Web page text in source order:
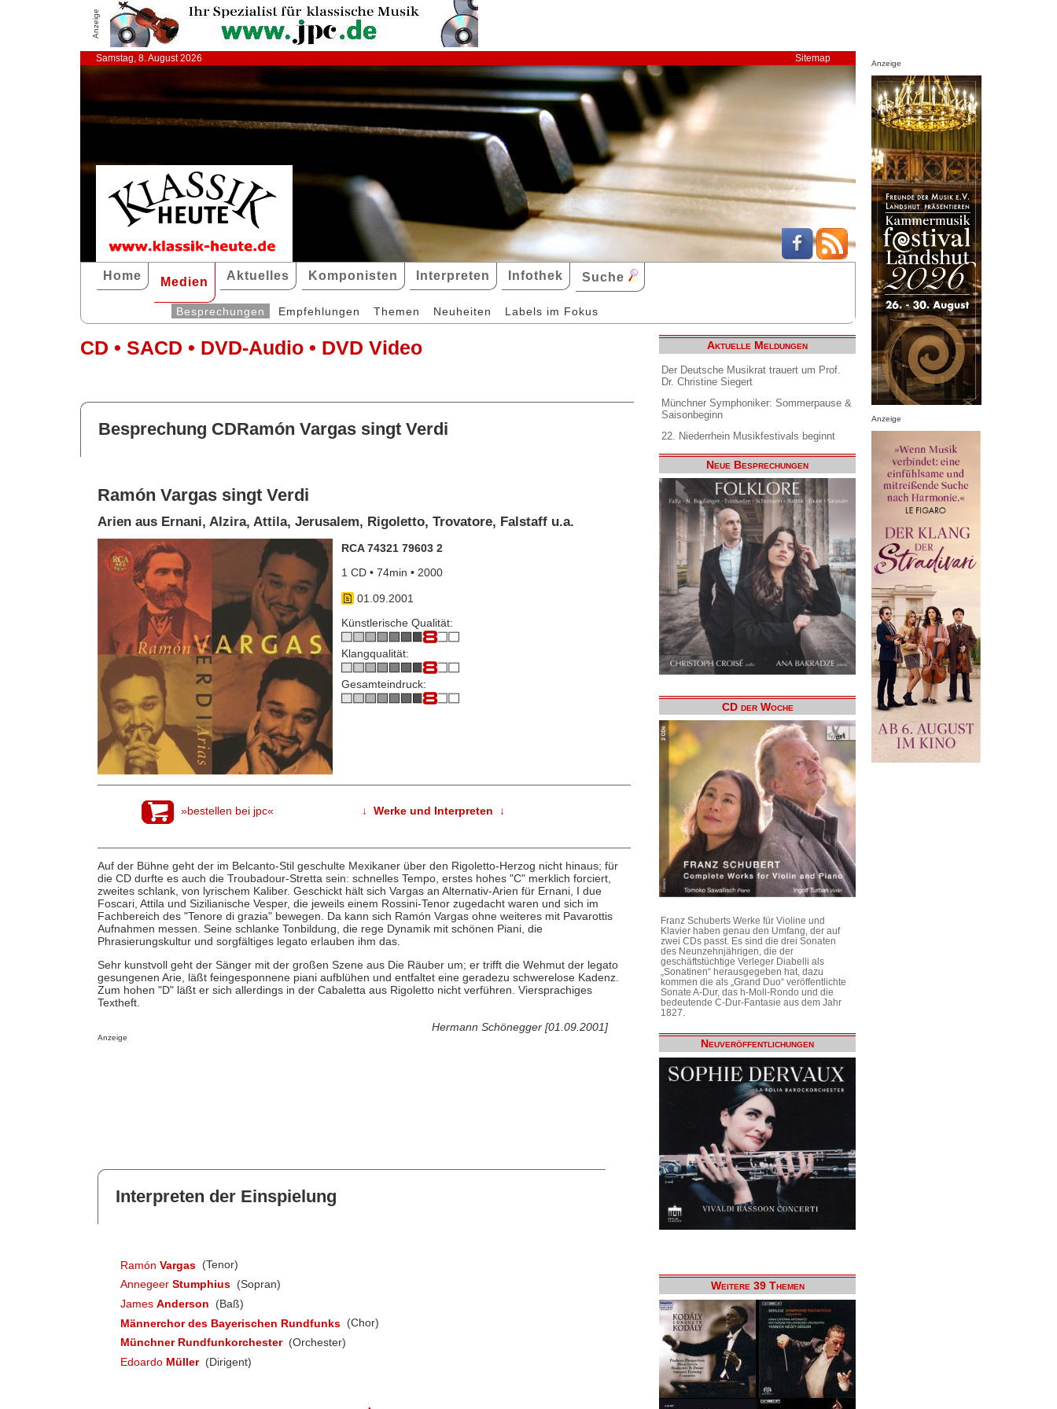
Anzeige
Samstag, 8. August 2026 Sitemap
Home Medien Aktuelles Komponisten Interpreten Infothek Suche
Besprechungen Empfehlungen Themen Neuheiten Labels im Fokus
CD • SACD • DVD-Audio • DVD Video
Besprechung CDRamón Vargas singt Verdi
Ramón Vargas singt Verdi
Arien aus Ernani, Alzira, Attila, Jerusalem, Rigoletto, Trovatore, Falstaff u.a.
RCA 74321 79603 2
1 CD • 74min • 2000
01.09.2001
Künstlerische Qualität:
Klangqualität:
Gesamteindruck:
»bestellen bei jpc« ↓ Werke und Interpreten ↓
Auf der Bühne geht der im Belcanto-Stil geschulte Mexikaner über den Rigoletto-Herzog nicht hinaus; für
die CD durfte es auch die Troubadour-Stretta sein: schnelles Tempo, erstes hohes "C" merklich forciert,
zweites schlank, von lyrischem Kaliber. Geschickt hält sich Vargas an Alternativ-Arien für Ernani, I due
Foscari, Attila und Sizilianische Vesper, die jeweils einem Rossini-Tenor zugedacht waren und sich im
Fachbereich des "Tenore di grazia" bewegen. Da kann sich Ramón Vargas ohne weiteres mit Pavarottis
Aufnahmen messen. Seine schlanke Tonbildung, die rege Dynamik mit schönen Piani, die
Phrasierungskultur und sorgfältiges legato erlauben ihm das.
Sehr kunstvoll geht der Sänger mit der großen Szene aus Die Räuber um; er trifft die Wehmut der legato
gesungenen Arie, läßt feingesponnene piani aufblühen und entfaltet eine geradezu schwerelose Kadenz.
Zum hohen "D" läßt er sich allerdings in der Cabaletta aus Rigoletto nicht verführen. Viersprachiges
Textheft.
Hermann Schönegger [01.09.2001]
Anzeige
Interpreten der Einspielung
Ramón Vargas (Tenor)
Annegeer Stumphius (Sopran)
James Anderson
(Baß)
Männerchor des Bayerischen Rundfunks (Chor)
Münchner Rundfunkorchester (Orchester)
Edoardo Müller (Dirigent)
Aktuelle Meldungen
Der Deutsche Musikrat trauert um Prof.
Dr. Christine Siegert
Münchner Symphoniker: Sommerpause &
Saisonbeginn
22. Niederrhein Musikfestivals beginnt
Neue Besprechungen
CD der Woche
Franz Schuberts Werke für Violine und
Klavier haben genau den Umfang, der auf
zwei CDs passt. Es sind die drei Sonaten
des Neunzehnjährigen, die der
geschäftstüchtige Verleger Diabelli als
„Sonatinen“ herausgegeben hat, dazu
kommen die als „Grand Duo“ veröffentlichte
Sonate A-Dur, das h-Moll-Rondo und die
bedeutende C-Dur-Fantasie aus dem Jahr
1827.
Neuveröffentlichungen
Weitere 39 Themen
Anzeige
Anzeige